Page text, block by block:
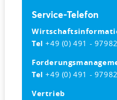
Service-Telefon
Tel+49 (0) 491 -
Tel+49 (0) 491 -
Vertrieb